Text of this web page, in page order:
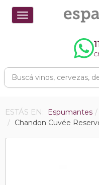
Toggle
navigation
ESTÁS EN: Espumantes
Chandon Cuvée